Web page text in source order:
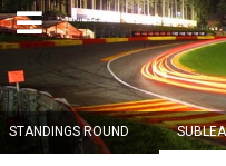
STANDINGS ROUND